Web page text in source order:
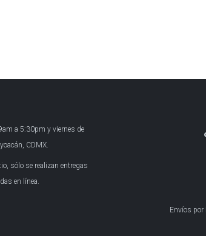
a 5:30pm y viernes de
CDMX.
sólo se realizan entregas
en línea.
Envíos por